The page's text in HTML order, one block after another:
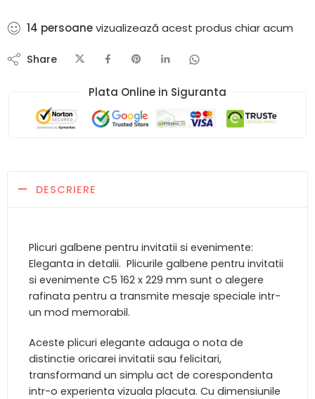
14 persoanevizualizează acest produs chiar acum
Share
Plata Online in Siguranta​
DESCRIERE
Plicuri galbene pentru invitatii si evenimente:
Eleganta in detalii. Plicurile galbene pentru invitatii
si evenimente C5 162 x 229 mm sunt o alegere
rafinata pentru a transmite mesaje speciale intr-
un mod memorabil.
Aceste plicuri elegante adauga o nota de
distinctie oricarei invitatii sau felicitari,
transformand un simplu act de corespondenta
intr-o experienta vizuala placuta. Cu dimensiunile